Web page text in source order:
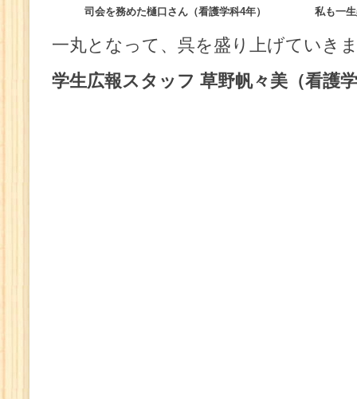
司会を務めた樋口さん（看護学科4年） 私も一
一丸となって、呉を盛り上げていき
学生広報スタッフ 草野帆々美（看護